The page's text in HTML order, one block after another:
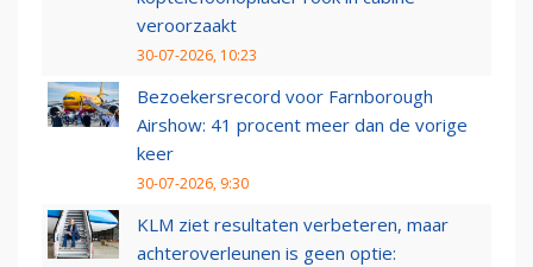
veroorzaakt
30-07-2026, 10:23
Bezoekersrecord voor Farnborough
Airshow: 41 procent meer dan de vorige
keer
30-07-2026, 9:30
KLM ziet resultaten verbeteren, maar
achteroverleunen is geen optie: